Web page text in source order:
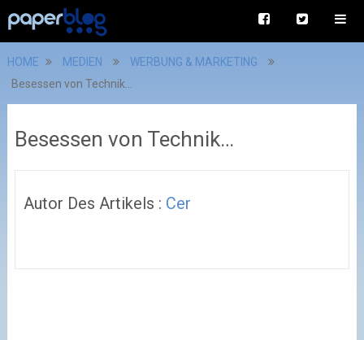
HOME MEDIEN
WERBUNG & MARKETING
Besessen von Technik…
Besessen von Technik…
Autor Des Artikels : Cer